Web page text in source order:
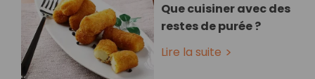
Que cuisiner avec des
restes de purée ?
Lire la suite